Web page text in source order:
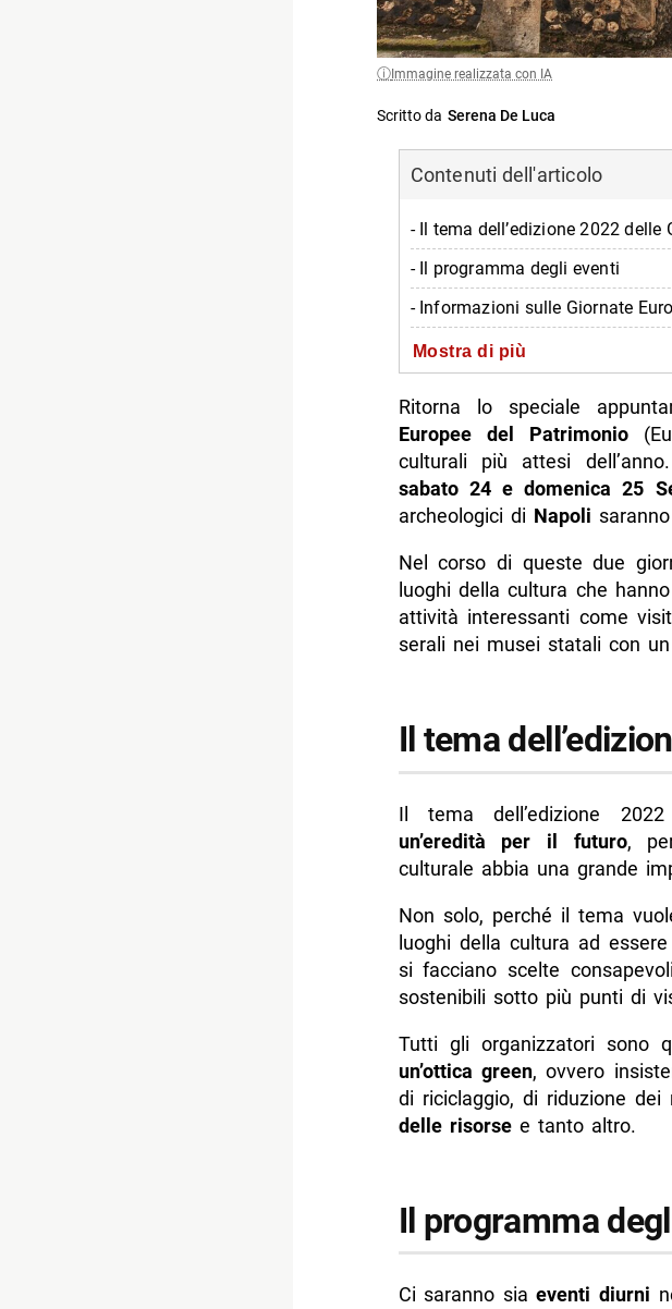
Immagine realizzata con IA
Scritto da Serena De Luca
Contenuti dell'articolo
- Il tema dell’edizione 2022 delle
- Il programma degli eventi
- Informazioni sulle Giornate
-- Quando
-- Orario
-- Prezzo
-- Contatti
Mostra di più
Ritorna lo speciale
Europee del Patrimonio
culturali più attesi
sabato 24 e domenica 25
archeologici di Napoli
Nel corso di queste due
luoghi della cultura che
attività interessanti come
serali nei musei statali con un
Il tema
Il tema dell’edizione
un’eredità per il futuro,
culturale abbia una grande
Non solo, perché il tema
luoghi della cultura ad
si facciano scelte
sostenibili sotto più punti di
Tutti gli organizzatori sono
un’ottica green, ovvero
di riciclaggio, di riduzione
delle risorse e tanto altro.
Il programma
Ci saranno siaeventi diurni